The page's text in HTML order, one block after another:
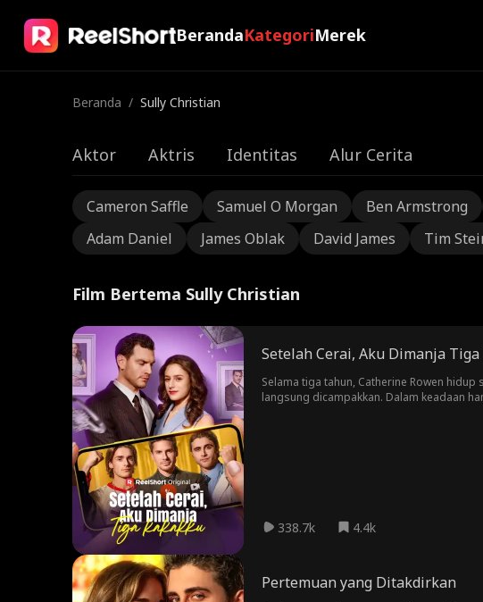
BerandaKategoriMerek
Beranda / Sully Christian
Aktor Aktris Identitas Alur Cerita
Cameron Saffle Samuel O Morgan Ben Armstrong
Adam Daniel
James Oblak David James Tim
Film Bertema Sully Christian
Setelah Cerai, Aku Dimanja
Selama tiga tahun, Catherine Rowen
langsung dicampakkan. Dalam keadaan hamil,
338.7k 4.4k
Pertemuan yang Ditakdirkan